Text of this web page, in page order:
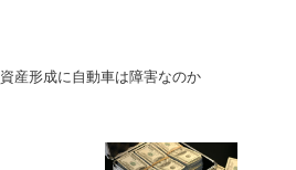
資産形成に自動車は障害なのか